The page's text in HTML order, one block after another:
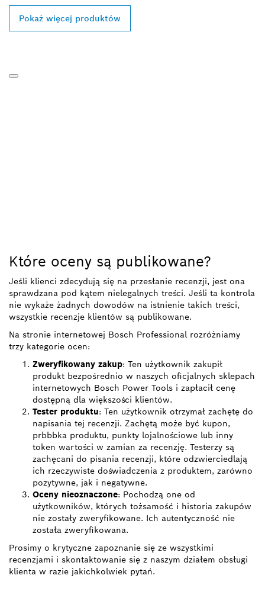
Pokaż więcej produktów
Które oceny są publikowane?
Jeśli klienci zdecydują się na przesłanie recenzji, jest ona
sprawdzana pod kątem nielegalnych treści. Jeśli ta kontrola
nie wykaże żadnych dowodów na istnienie takich treści,
wszystkie recenzje klientów są publikowane.
Na stronie internetowej Bosch Professional rozróżniamy
trzy kategorie ocen:
Zweryfikowany zakup: Ten użytkownik zakupił
produkt bezpośrednio w naszych oficjalnych sklepach
internetowych Bosch Power Tools i zapłacił cenę
dostępną dla większości klientów.
Tester produktu: Ten użytkownik otrzymał zachętę do
napisania tej recenzji. Zachętą może być kupon,
prbbbka produktu, punkty lojalnościowe lub inny
token wartości w zamian za recenzję. Testerzy są
zachęcani do pisania recenzji, które odzwierciedlają
ich rzeczywiste doświadczenia z produktem, zarówno
pozytywne, jak i negatywne.
Oceny nieoznaczone: Pochodzą one od
użytkowników, których tożsamość i historia zakupów
nie zostały zweryfikowane. Ich autentyczność nie
została zweryfikowana.
Prosimy o krytyczne zapoznanie się ze wszystkimi
recenzjami i skontaktowanie się z naszym działem obsługi
klienta w razie jakichkolwiek pytań.